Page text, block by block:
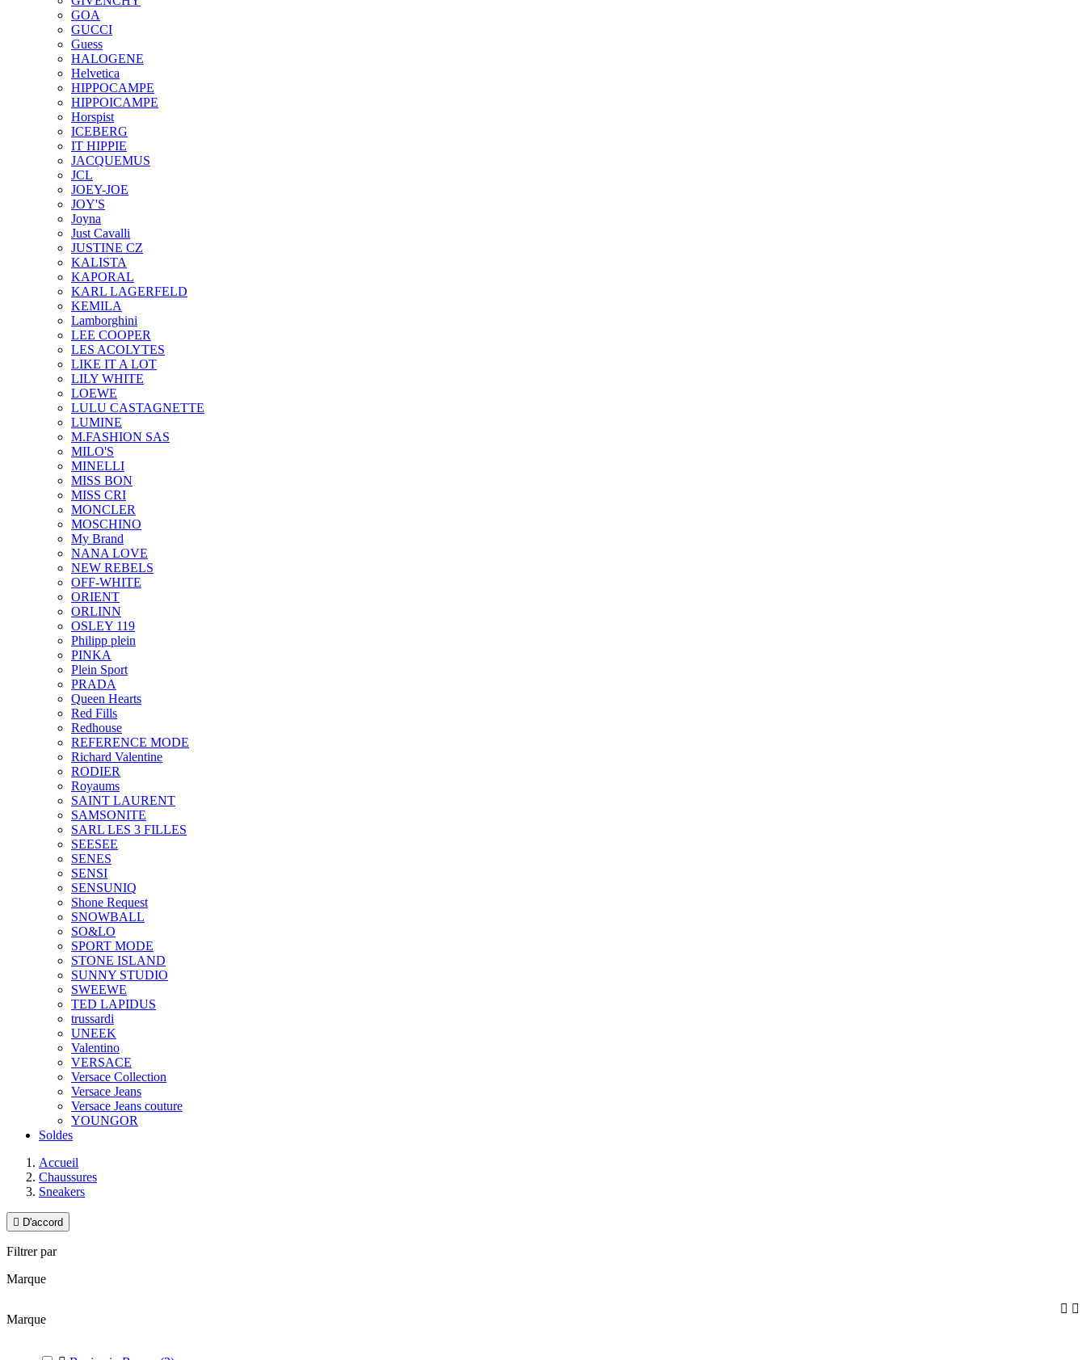
GOA
GUCCI
Guess
HALOGENE
Helvetica
HIPPOCAMPE
HIPPOICAMPE
Horspist
ICEBERG
IT HIPPIE
JACQUEMUS
JCL
JOEY-JOE
JOY'S
Joyna
Just Cavalli
JUSTINE CZ
KALISTA
KAPORAL
KARL LAGERFELD
KEMILA
Lamborghini
LEE COOPER
LES ACOLYTES
LIKE IT A LOT
LILY WHITE
LOEWE
LULU CASTAGNETTE
LUMINE
M.FASHION SAS
MILO'S
MINELLI
MISS BON
MISS CRI
MONCLER
MOSCHINO
My Brand
NANA LOVE
NEW REBELS
OFF-WHITE
ORIENT
ORLINN
OSLEY 119
Philipp plein
PINKA
Plein Sport
PRADA
Queen Hearts
Red Fills
Redhouse
REFERENCE MODE
Richard Valentine
RODIER
Royaums
SAINT LAURENT
SAMSONITE
SARL LES 3 FILLES
SEESEE
SENES
SENSI
SENSUNIQ
Shone Request
SNOWBALL
SO&LO
SPORT MODE
STONE ISLAND
SUNNY STUDIO
SWEEWE
TED LAPIDUS
trussardi
UNEEK
Valentino
VERSACE
Versace Collection
Versace Jeans
Versace Jeans couture
YOUNGOR
Soldes
Accueil
Chaussures
Sneakers
 D'accord
Filtrer par
Marque
Marque
 